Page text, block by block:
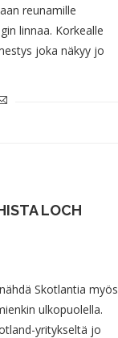
reunamille
linnaa. Korkealle
joka näkyy jo
LOCH
Skotlantia myös
ulkopuolella.
yritykseltä jo